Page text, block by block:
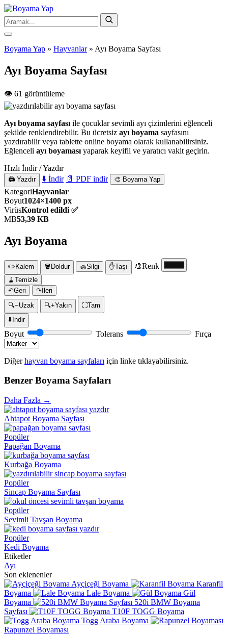
Boyama Yap » Hayvanlar» Ayı Boyama Sayfası
Ayı Boyama Sayfası
👁️ 61 görüntüleme
Ayı boyama sayfası ile çocuklar sevimli ayı çizimlerini eğlenceli
şekilde renklendirebilir. Bu ücretsiz ayı boyama sayfasını
yazdırabilir veya tablette online boyama olarak kullanabilirsiniz.
Eğlenceli ayı boyaması yaparak keyifli ve yaratıcı vakit geçirin.
Hızlı İndir / Yazdır
🖨️ Yazdır ⬇️ İndir 📄 PDF indir 🎨 Boyama Yap
KategoriHayvanlar
Boyut1024×1400 px
VirüsKontrol edildi ✅
MB53,39 KB
Ayı Boyama
✏️Kalem 🪣 Doldur 🧽Silgi ✋Taşı 🎨Renk
🧹 Temizle
↶Geri ↷İleri
🔍−Uzak 🔍+Yakın ⛶Tam
⬇️İndir
Boyut Tolerans Fırça
Diğerhayvan boyama sayfaları için linke tıklayabilirsiniz.
Benzer Boyama Sayfaları
Daha Fazla →
Ahtapot Boyama Sayfası
Popüler
Papağan Boyama
Kurbağa Boyama
Popüler
Sincap Boyama Sayfası
Popüler
Sevimli Tavşan Boyama
Popüler
Kedi Boyama
Etiketler
Ayı
Son eklenenler
Ayçiçeği Boyama
Karanfil
Boyama
Lale Boyama
Gül
Boyama
520i BMW Boyama
Sayfası
T10F TOGG Boyama
Togg Araba Boyama
Rapunzel Boyaması